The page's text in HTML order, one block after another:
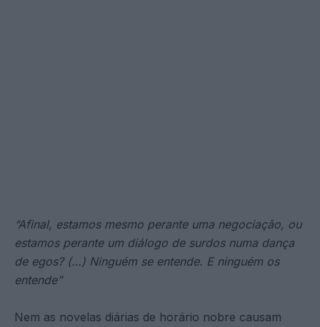
“Afinal, estamos mesmo perante uma negociação, ou
estamos perante um diálogo de surdos numa dança
de egos? (…) Ninguém se entende. E ninguém os
entende”
Nem as novelas diárias de horário nobre causam